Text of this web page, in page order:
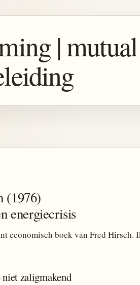
|
(1976)
energiecrisis
economisch boek van Fred Hirsch.
zaligmakend